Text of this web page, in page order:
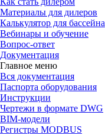
Материалы для дилеров
Калькулятор для бассейна
Вебинары и обучение
Вопрос-ответ
Документация
Главное меню
Вся документация
Паспорта оборудования
Инструкции
Чертежи в формате DWG
BIM-модели
Регистры MODBUS